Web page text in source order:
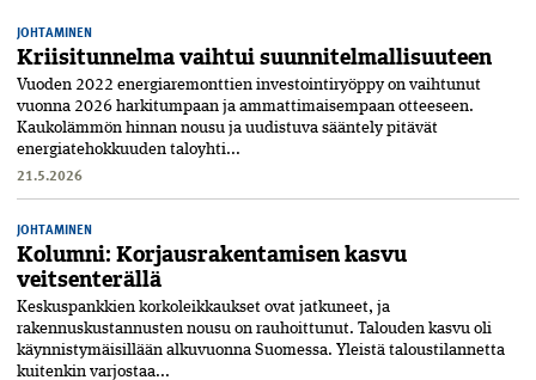
JOHTAMINEN
Kriisitunnelma vaihtui suunnitelmallisuuteen
Vuoden 2022 energiaremonttien investointiryöppy on vaihtunut
vuonna 2026 harkitumpaan ja ammattimaisempaan otteeseen.
Kaukolämmön hinnan nousu ja uudistuva sääntely pitävät
energiatehokkuuden taloyhti...
21.5.2026
JOHTAMINEN
Kolumni: Korjausrakentamisen kasvu
veitsenterällä
Keskuspankkien korkoleikkaukset ovat jatkuneet, ja
rakennuskustannusten nousu on rauhoittunut. Talouden kasvu oli
käynnistymäisillään alkuvuonna Suomessa. Yleistä taloustilannetta
kuitenkin varjostaa...